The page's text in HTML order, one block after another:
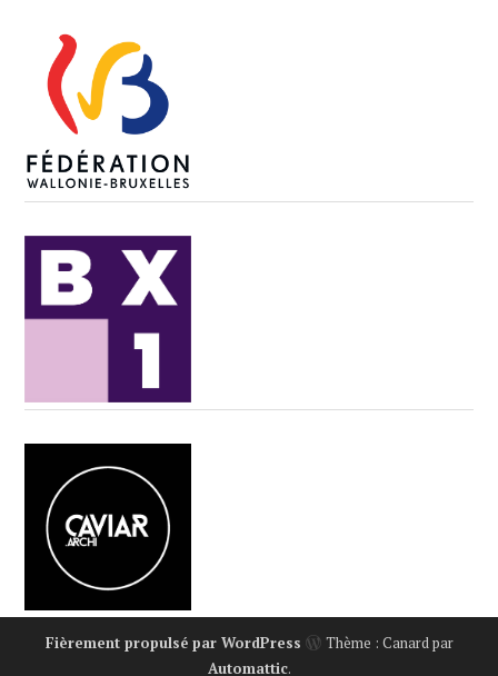
Fièrement propulsé par WordPress
Thème : Canard par
Automattic.